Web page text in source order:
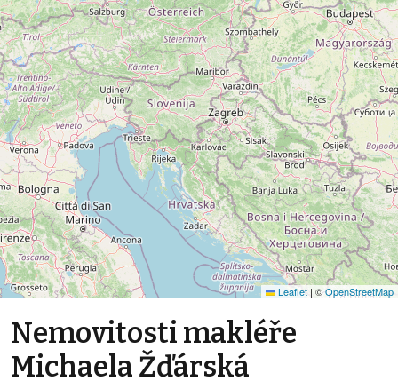
Leaflet | ©OpenStreetMap
Nemovitosti makléře
Michaela Žďárská